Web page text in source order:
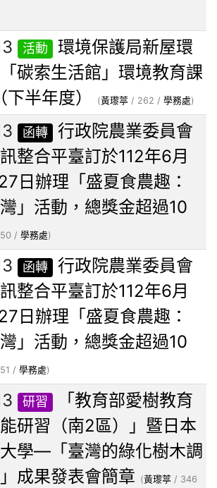
活動
環境保護局新屋環
碳索生活館」環境教育課
半年度）
(黃瓈葶 / 262 / 學務處)
函轉
行政院農業委員會
整合平臺訂於112年6月
日辦理「盛夏食農趣：
」活動，總獎金超過10
/ 學務處)
函轉
行政院農業委員會
整合平臺訂於112年6月
日辦理「盛夏食農趣：
」活動，總獎金超過10
/ 學務處)
研習
「教育部愛樹教育
研習（南2區）」暨日本
學—「臺灣的綠化樹木調
成果發表會簡章 (黃瓈葶 / 346